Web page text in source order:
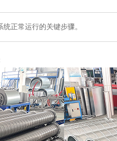
正常运行的关键步骤。